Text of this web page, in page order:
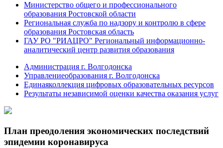
Министерство общего и профессионального
образования Ростовской области
Региональная служба по надзору и контролю в сфере
образования Ростовская область
ГАУ РО "РИАЦРО" Региональный информационно-
аналитический центр развития образования
Администрация г. Волгодонска
Управлениеобразования г. Волгодонска
Единаяколлекция цифровых образовательных ресурсов
Результаты независимой оценки качества оказания услуг
План преодоления экономических последствий
эпидемии коронавируса